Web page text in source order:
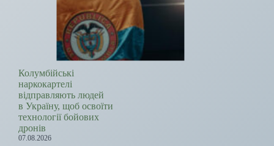
Колумбійські
наркокартелі
відправляють людей
в Україну, щоб освоїти
технології бойових
дронів
07.08.2026